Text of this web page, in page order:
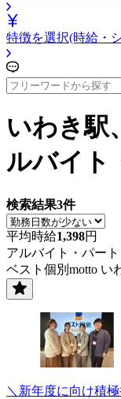
特徴を選択(時給・
いわき駅
ルバイト
検索結果3件
平均時給1,398円
アルバイト・パート
ベスト個別motto い
＼新年度に向け積